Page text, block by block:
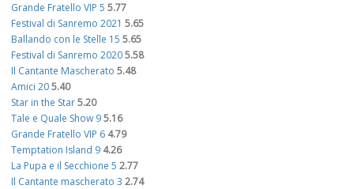
Grande Fratello VIP 5 5.77
Festival di Sanremo 2021 5.65
Ballando con le Stelle 15 5.65
Festival di Sanremo 20205.58
Il Cantante Mascherato 5.48
Amici 205.40
Star in the Star5.20
Tale e Quale Show 95.16
Grande Fratello VIP 6 4.79
Temptation Island 9 4.26
La Pupa e il Secchione 5 2.77
Il Cantante mascherato 3 2.74